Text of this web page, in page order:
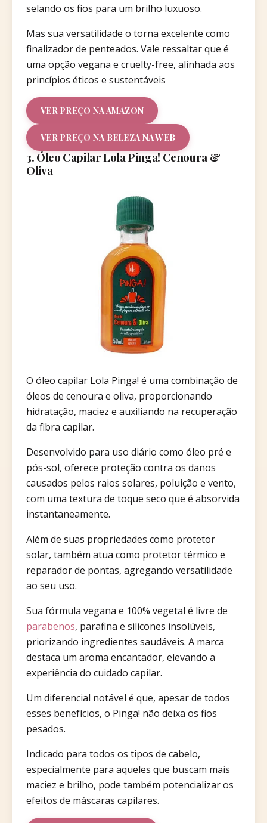
selando os fios para um brilho luxuoso.
Mas sua versatilidade o torna excelente como
finalizador de penteados. Vale ressaltar que é
uma opção vegana e cruelty-free, alinhada aos
princípios éticos e sustentáveis
VER PREÇO NA AMAZON
VER PREÇO NA BELEZA NA WEB
3. Óleo Capilar Lola Pinga! Cenoura &
Oliva
O óleo capilar Lola Pinga! é uma combinação de
óleos de cenoura e oliva, proporcionando
hidratação, maciez e auxiliando na recuperação
da fibra capilar.
Desenvolvido para uso diário como óleo pré e
pós-sol, oferece proteção contra os danos
causados pelos raios solares, poluição e vento,
com uma textura de toque seco que é absorvida
instantaneamente.
Além de suas propriedades como protetor
solar, também atua como protetor térmico e
reparador de pontas, agregando versatilidade
ao seu uso.
Sua fórmula vegana e 100% vegetal é livre de
parabenos, parafina e silicones insolúveis,
priorizando ingredientes saudáveis. A marca
destaca um aroma encantador, elevando a
experiência do cuidado capilar.
Um diferencial notável é que, apesar de todos
esses benefícios, o Pinga! não deixa os fios
pesados.
Indicado para todos os tipos de cabelo,
especialmente para aqueles que buscam mais
maciez e brilho, pode também potencializar os
efeitos de máscaras capilares.